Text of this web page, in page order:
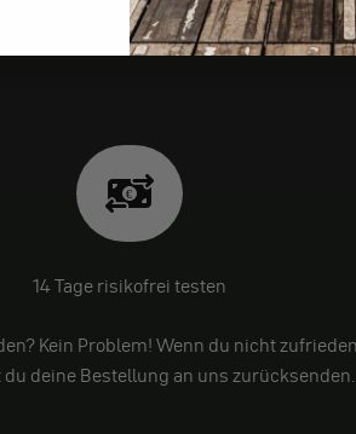
14 Tage risikofrei testen
Kein Problem! Wenn du nicht zufrieden
deine Bestellung an uns zurücksenden.